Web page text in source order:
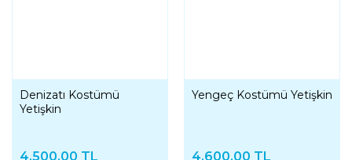
Denizatı Kostümü
Yetişkin
4.500,00 TL
Yengeç Kostümü Yetişkin
4.600,00 TL